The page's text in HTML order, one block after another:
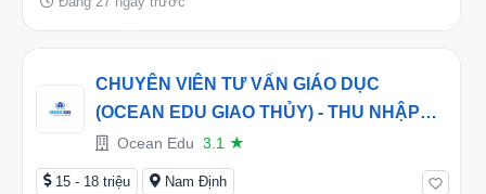
CHUYÊN VIÊN TƯ VẤN GIÁO DỤC
(OCEAN EDU GIAO THỦY) - THU NHẬP
HẤP DẪN TỪ 16 TRIỆU/THÁNG
Ocean Edu 3.1 ★
15 - 18 triệu Nam Định